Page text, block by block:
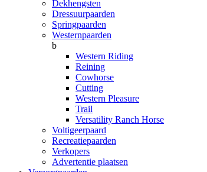
Dekhengsten
Dressuurpaarden
Springpaarden
Westernpaarden
b
Western Riding
Reining
Cowhorse
Cutting
Western Pleasure
Trail
Versatility Ranch Horse
Voltigeerpaard
Recreatiepaarden
Verkopers
Advertentie plaatsen